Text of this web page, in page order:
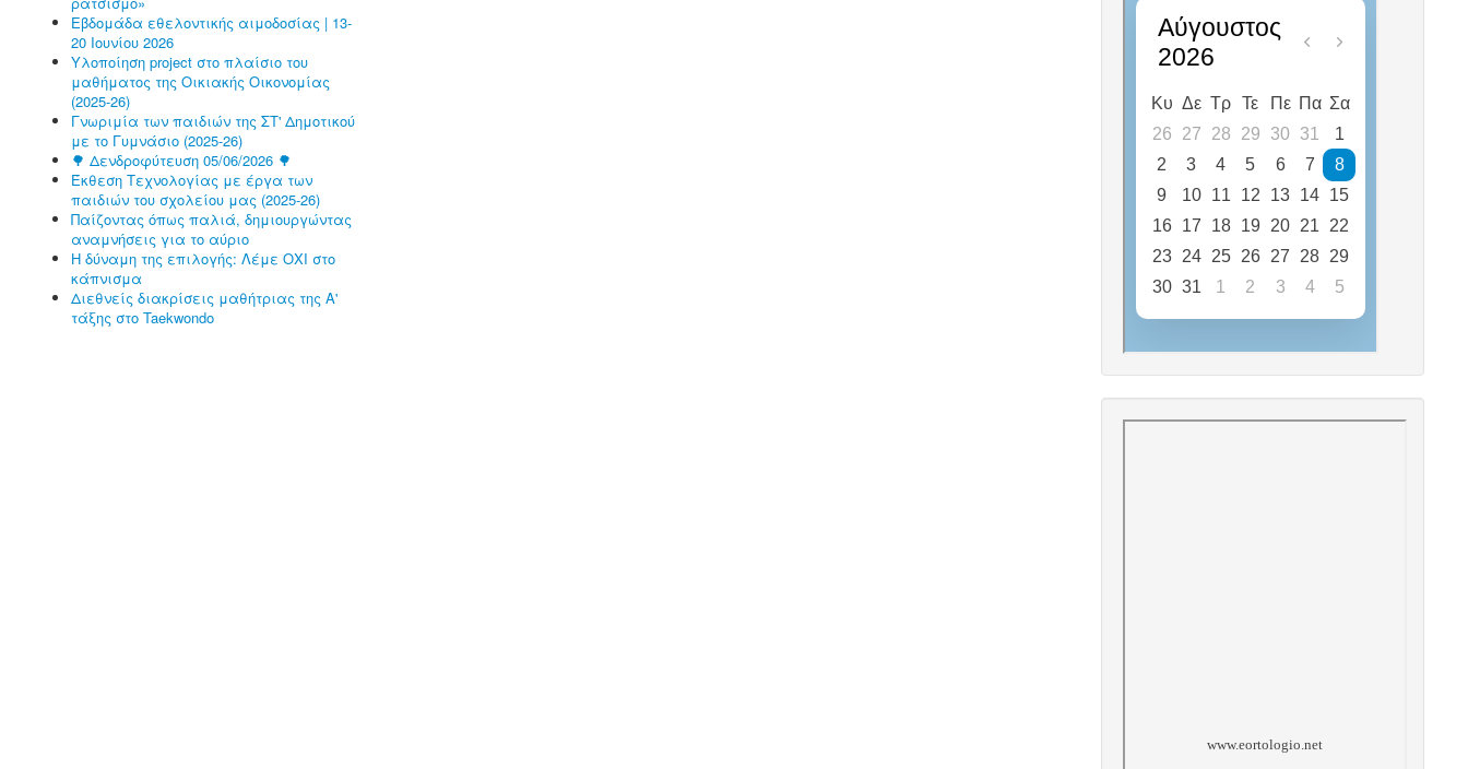
Εβδομάδα εθελοντικής αιμοδοσίας | 13-
20 Ιουνίου 2026
Υλοποίηση project στο πλαίσιο του
μαθήματος της Οικιακής Οικονομίας
(2025-26)
Γνωριμία των παιδιών της ΣΤ' Δημοτικού
με το Γυμνάσιο (2025-26)
🌳 Δενδροφύτευση 05/06/2026 🌳
Έκθεση Τεχνολογίας με έργα των
παιδιών του σχολείου μας (2025-26)
Παίζοντας όπως παλιά, δημιουργώντας
αναμνήσεις για το αύριο
Η δύναμη της επιλογής: Λέμε ΟΧΙ στο
κάπνισμα
Διεθνείς διακρίσεις μαθήτριας της Α'
τάξης στο Taekwondo